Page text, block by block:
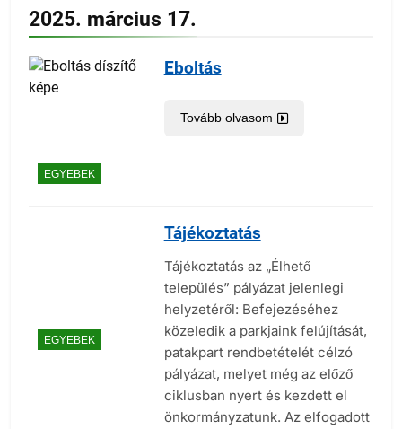
2025. március 17.
EGYEBEK
Eboltás
Tovább olvasom
EGYEBEK
Tájékoztatás
Tájékoztatás az „Élhető
település” pályázat jelenlegi
helyzetéről: Befejezéséhez
közeledik a parkjaink felújítását,
patakpart rendbetételét célzó
pályázat, melyet még az előző
ciklusban nyert és kezdett el
önkormányzatunk. Az elfogadott